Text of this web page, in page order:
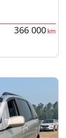
366 000km